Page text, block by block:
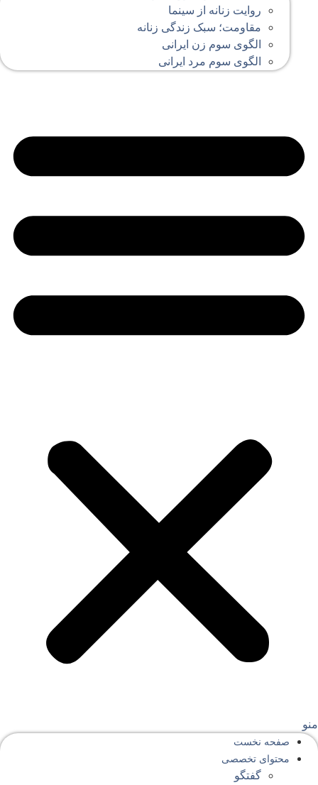
روایت زنانه از سینما
مقاومت؛ سبک زندگی زنانه
الگوی سوم زن ایرانی
الگوی سوم مرد ایرانی
صفحه‌ نخست
محتوای‌ تخصصی
گفتگو